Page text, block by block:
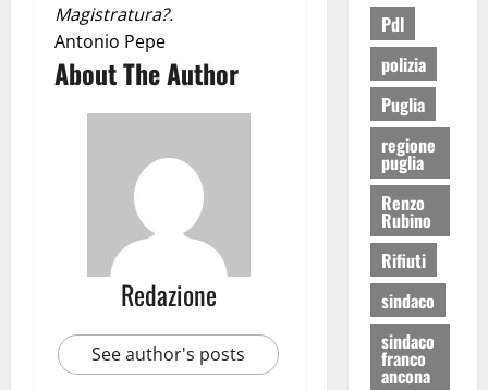
Magistratura?.
Antonio Pepe
About The Author
Redazione
See author's posts
Pdl
polizia
Puglia
regione
puglia
Renzo
Rubino
Rifiuti
sindaco
sindaco
franco
ancona